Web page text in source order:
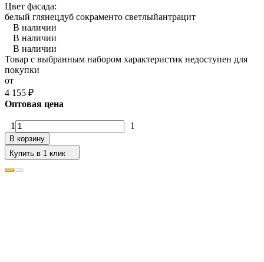
Цвет фасада:
белый глянецдуб сокраменто светлыйантрацит
В наличии
В наличии
В наличии
Товар с выбранным набором характеристик недоступен для
покупки
от
4 155 ₽
Оптовая цена
1 1
В корзину
Купить в 1 клик